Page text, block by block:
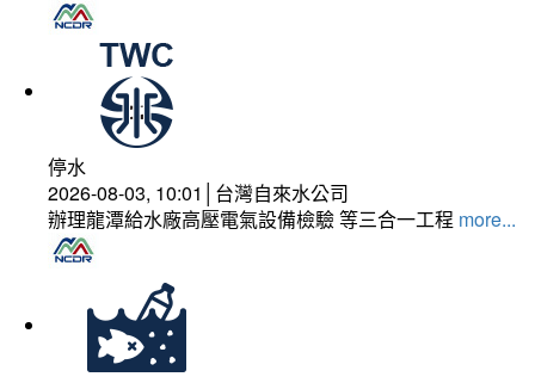
停水
2026-08-03, 10:01│台灣自來水公司
辦理龍潭給水廠高壓電氣設備檢驗 等三合一工程 more...